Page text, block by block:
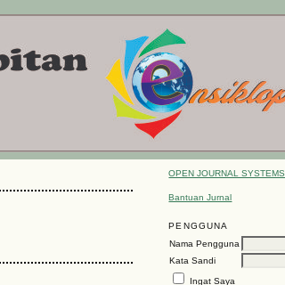
OPEN JOURNAL SYSTEMS
Bantuan Jurnal
PENGGUNA
Nama Pengguna
Kata Sandi
Ingat Saya